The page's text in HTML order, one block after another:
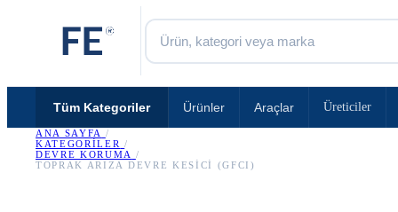
Tüm Kategoriler Ürünler Araçlar Üreticiler
ANA SAYFA /
KATEGORILER /
DEVRE KORUMA /
TOPRAK ARIZA DEVRE KESICI (GFCI)